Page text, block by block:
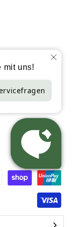
Wedding (Hof
EUR €